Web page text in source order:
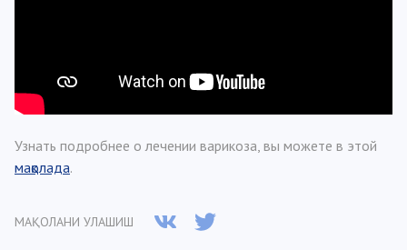
Узнать подробнее о лечении варикоза, вы можете в этой
мақолада.
МАҚОЛАНИ УЛАШИШ